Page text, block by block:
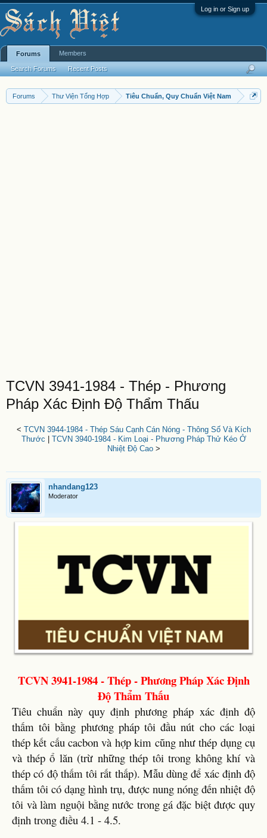
Log in or Sign up
Forums Thư Viện Tổng Hợp Tiêu Chuẩn, Quy Chuẩn Việt Nam
TCVN 3941-1984 - Thép - Phương
Pháp Xác Định Độ Thẩm Thấu
< TCVN 3944-1984 - Thép Sáu Cạnh Cán Nóng - Thông Số Và Kích
Thước
TCVN 3940-1984 - Kim Loại - Phương Pháp Thử Kéo Ở
Nhiệt Độ Cao>
nhandang123
Moderator
TCVN 3941-1984 - Thép - Phương Pháp Xác Định
Độ Thẩm Thấu
Tiêu chuẩn này quy định phương pháp xác định độ
thấm tôi bằng phương pháp tôi đầu nút cho các loại
thép kết cấu cacbon và hợp kim cũng như thép dụng cụ
và thép ổ lăn (trừ những thép tôi trong không khí và
thép có độ thấm tôi rất thấp). Mẫu dùng để xác định độ
thấm tôi có dạng hình trụ, được nung nóng đến nhiệt độ
tôi và làm nguội bằng nước trong gá đặc biệt được quy
định trong điều 4.1 - 4.5.
Forums
Search Forums Recent Posts
Members